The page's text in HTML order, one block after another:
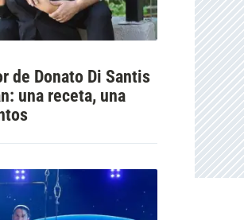
de Donato Di Santis
una receta, una